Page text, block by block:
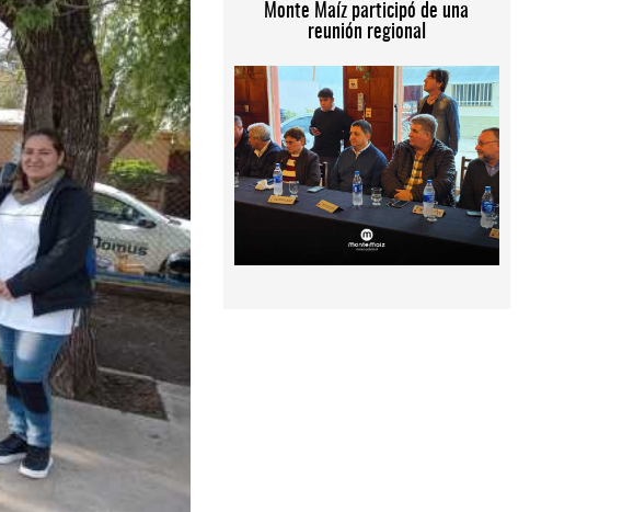
Monte Maíz participó de una
reunión regional